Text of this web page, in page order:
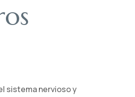
sistema nervioso y